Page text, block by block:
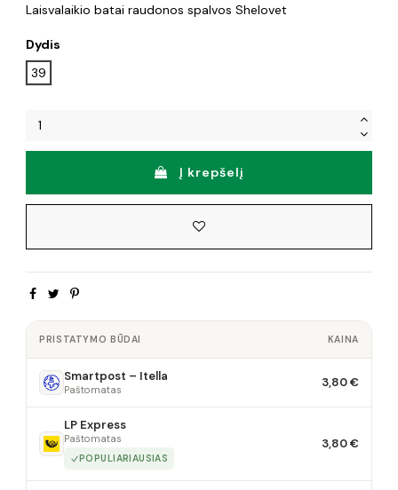
Laisvalaikio batai raudonos spalvos Shelovet
Dydis
39
Į krepšelį
PRISTATYMO BŪDAI KAINA
Smartpost – Itella
Paštomatas 3,80 €
LP Express
Paštomatas
POPULIARIAUSIAS
3,80 €